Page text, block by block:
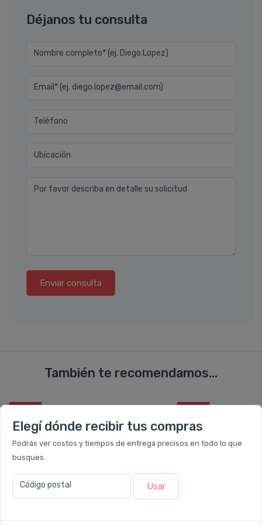
Elegí dónde recibir tus compras
Podrás ver costos y tiempos de entrega precisos en todo lo que
busques.
Código postal Usar
Déjanos tu consulta
Nombre completo* (ej. Diego Lopez)
Email* (ej. diego.lopez@email.com)
Teléfono
Ubicación
Por favor describa en detalle su solicitud
Enviar consulta
También te recomendamos...